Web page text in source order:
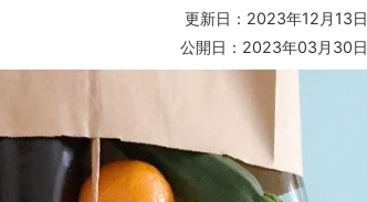
更新日：2023年12月13日
公開日：2023年03月30日